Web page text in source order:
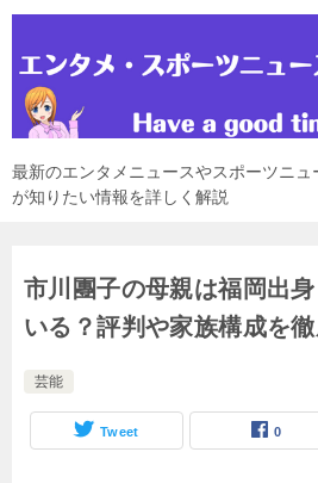
最新のエンタメニュースやスポーツニ
が知りたい情報を詳しく解説
市川團子の母親は福岡出
いる？評判や家族構成を
芸能
Tweet 0